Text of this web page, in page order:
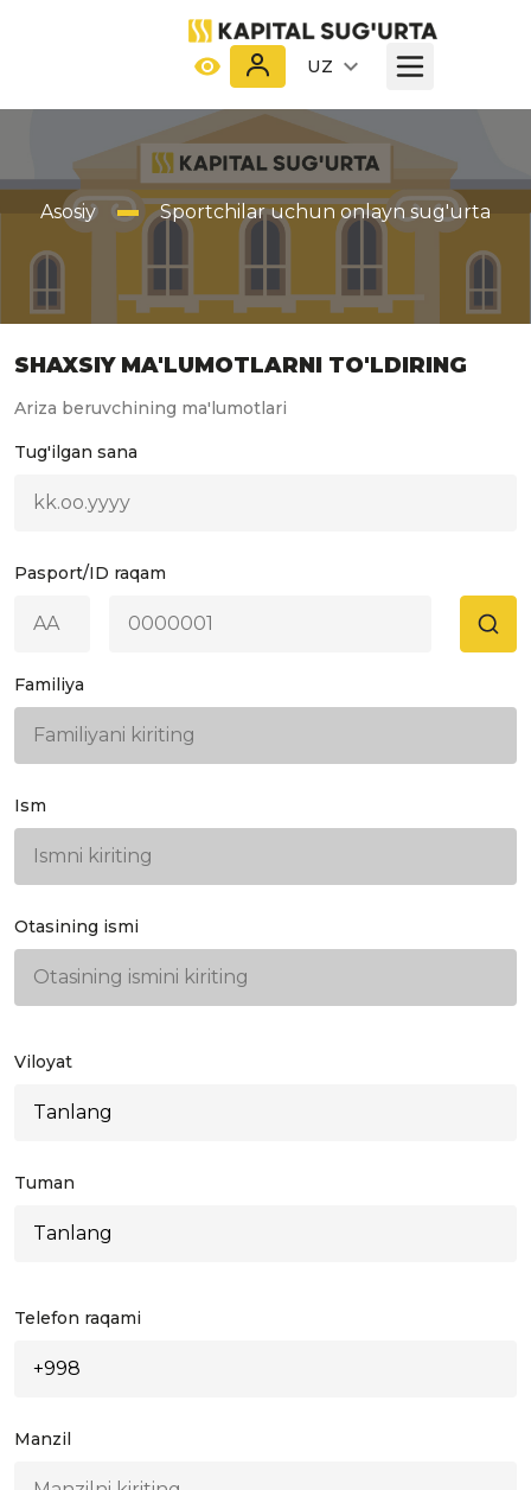
UZ
Asosiy Sportchilar uchun onlayn sug'urta
SHAXSIY MA'LUMOTLARNI TO'LDIRING
Ariza beruvchining ma'lumotlari
Tug'ilgan sana
Pasport/ID raqam
Familiya
Ism
Otasining ismi
Viloyat
Tuman
Telefon raqami
Manzil